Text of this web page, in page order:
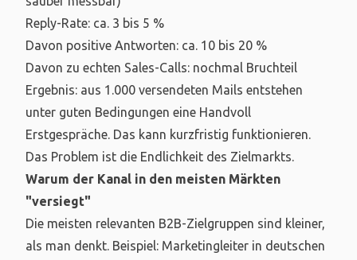
Reply-Rate: ca. 3 bis 5 %
Davon positive Antworten: ca. 10 bis 20 %
Davon zu echten Sales-Calls: nochmal Bruchteil
Ergebnis: aus 1.000 versendeten Mails entstehen
unter guten Bedingungen eine Handvoll
Erstgespräche. Das kann kurzfristig funktionieren.
Das Problem ist die Endlichkeit des Zielmarkts.
Warum der Kanal in den meisten Märkten
"versiegt"
Die meisten relevanten B2B-Zielgruppen sind kleiner,
als man denkt. Beispiel: Marketingleiter in deutschen